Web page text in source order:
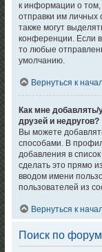
к информации о том,
отправки им
также могут
конференции. Если
то любые
умолчанию.
Вернуться к
Как мне
друзей и недругов?
Вы можете
способами. В
добавления в
сделать это прямо
вводом имени
пользователей из
Вернуться к
Поиск по